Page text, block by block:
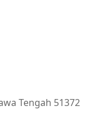
Tengah 51372